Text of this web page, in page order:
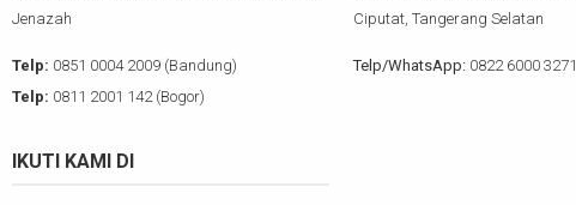
Jenazah
Telp: 0851 0004 2009 (Bandung)
Telp: 0811 2001 142 (Bogor)
IKUTI KAMI DI
Ciputat, Tangerang Selatan
Telp/WhatsApp: 0822 6000 3271